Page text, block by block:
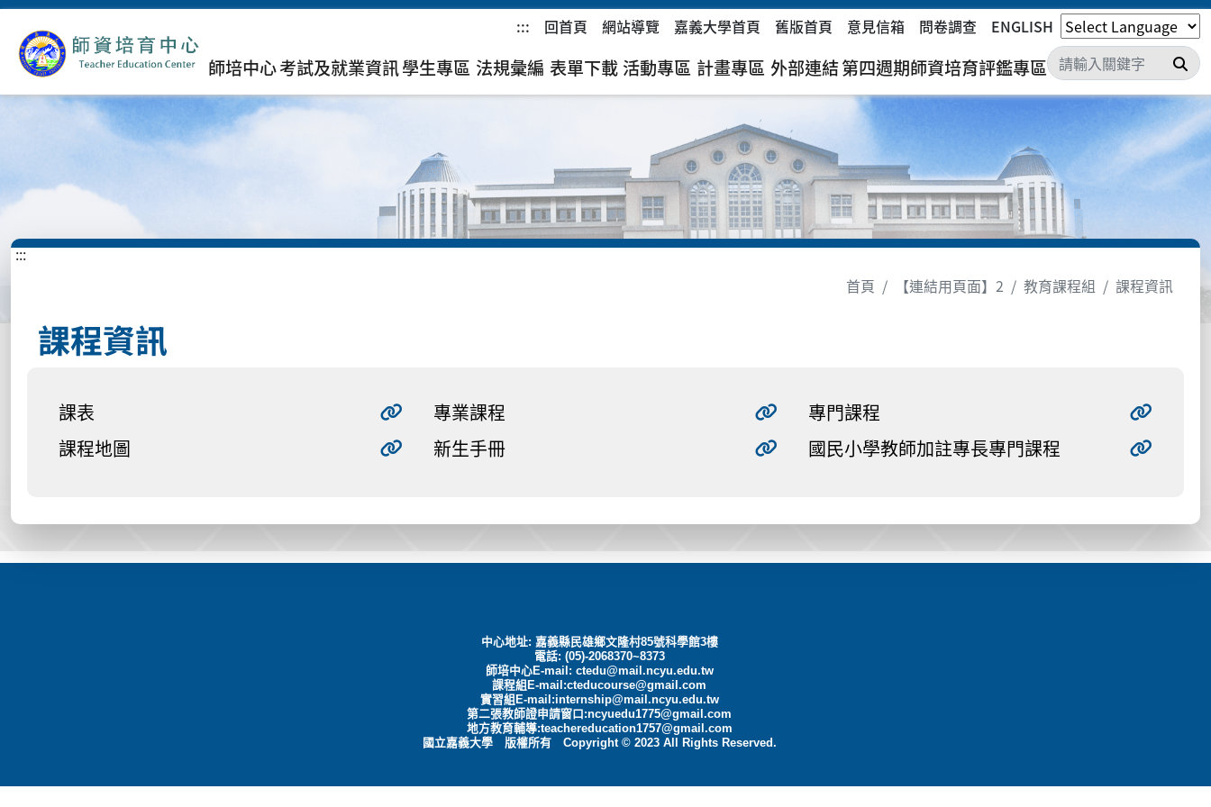
::: 回首頁 網站導覽 嘉義大學首頁 舊版首頁 意見信箱 問卷調查 ENGLISH
師培中心考試及就業資訊學生專區 法規彙編 表單下載 活動專區 計畫專區 外部連結第四週期師資培育評鑑專區 搜
:::
首頁
【連結用頁面】2 教育課程組 課程資訊
課程資訊
課表
課程地圖
專業課程
新生手冊
專門課程
國民小學教師加註專長專門課程
中心地址: 嘉義縣民雄鄉文隆村85號科學館3樓
電話: (05)-2068370~8373
師培中心E-mail: ctedu@mail.ncyu.edu.tw
課程組E-mail:cteducourse@gmail.com
實習組E-mail:internship@mail.ncyu.edu.tw
第二張教師證申請窗口:ncyuedu1775@gmail.com
地方教育輔導:teachereducation1757@gmail.com
國立嘉義大學 版權所有 Copyright © 2023 All Rights Reserved.